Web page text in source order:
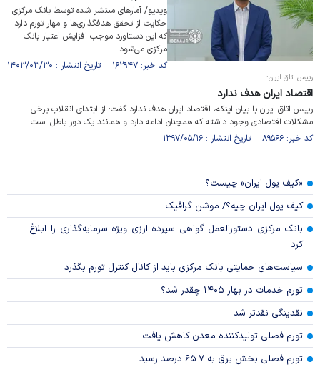
ویدیو/ آمار‌های منتشر شده توسط بانک مرکزی
حکایت از تحقق هدفگذاری‌ها و مهار تورم دارد
که این دستاورد موجب افزایش اعتبار بانک
مرکزی می‌شود.
کد خبر: ۱۶۲۹۴۷ تاریخ انتشار : ۱۴۰۳/۰۳/۳۰
رییس اتاق ایران:
اقتصاد ایران هدف ندارد
رییس اتاق ایران با بیان اینکه، اقتصاد ایران هدف ندارد گفت: از ابتدای انقلاب برخی
مشکلات اقتصادی وجود داشته که همچنان ادامه دارد و ‌همانند یک دور باطل است.
کد خبر: ۸۹۵۶۶ تاریخ انتشار : ۱۳۹۷/۰۵/۱۶
«کیف پول ایران» چیست؟
کیف پول ایران چیه؟/ موشن گرافیک
بانک مرکزی دستورالعمل گواهی سپرده ارزی ویژه سرمایه‌گذاری را ابلاغ
کرد
سیاست‌های حمایتی بانک مرکزی باید از کانال کنترل تورم بگذرد
تورم خدمات در بهار ۱۴۰۵ چقدر شد؟
نقدینگی نقدتر شد
تورم فصلی تولیدکننده معدن کاهش یافت
تورم فصلی بخش برق به ۶۵.۷ درصد رسید